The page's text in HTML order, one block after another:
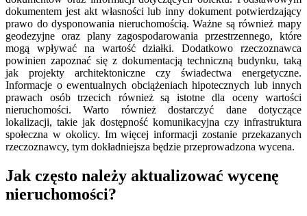
dokumentem jest akt własności lub inny dokument potwierdzający
prawo do dysponowania nieruchomością. Ważne są również mapy
geodezyjne oraz plany zagospodarowania przestrzennego, które
mogą wpływać na wartość działki. Dodatkowo rzeczoznawca
powinien zapoznać się z dokumentacją techniczną budynku, taką
jak projekty architektoniczne czy świadectwa energetyczne.
Informacje o ewentualnych obciążeniach hipotecznych lub innych
prawach osób trzecich również są istotne dla oceny wartości
nieruchomości. Warto również dostarczyć dane dotyczące
lokalizacji, takie jak dostępność komunikacyjna czy infrastruktura
społeczna w okolicy. Im więcej informacji zostanie przekazanych
rzeczoznawcy, tym dokładniejsza będzie przeprowadzona wycena.
Jak często należy aktualizować wycenę
nieruchomości?